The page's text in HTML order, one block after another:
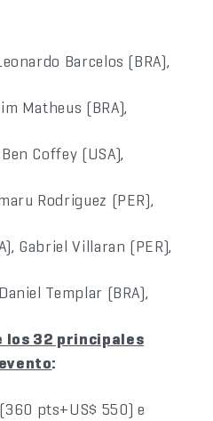
Barcelos (BRA),
Matheus (BRA),
Coffey (USA),
Rodriguez (PER),
Gabriel Villaran (PER),
Templar (BRA),
los 32 principales
:
pts+US$ 550) e